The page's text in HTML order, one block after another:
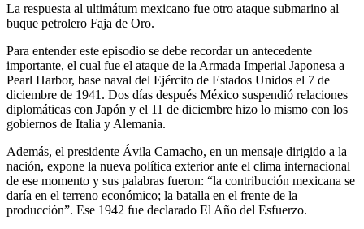
La respuesta al ultimátum mexicano fue otro ataque submarino al
buque petrolero Faja de Oro.
Para entender este episodio se debe recordar un antecedente
importante, el cual fue el ataque de la Armada Imperial Japonesa a
Pearl Harbor, base naval del Ejército de Estados Unidos el 7 de
diciembre de 1941. Dos días después México suspendió relaciones
diplomáticas con Japón y el 11 de diciembre hizo lo mismo con los
gobiernos de Italia y Alemania.
Además, el presidente Ávila Camacho, en un mensaje dirigido a la
nación, expone la nueva política exterior ante el clima internacional
de ese momento y sus palabras fueron: “la contribución mexicana se
daría en el terreno económico; la batalla en el frente de la
producción”. Ese 1942 fue declarado El Año del Esfuerzo.